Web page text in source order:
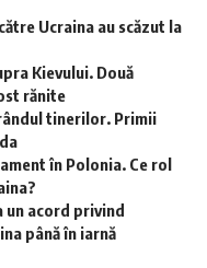
Ucraina au scăzut la
Kievului. Două
rănite
tinerilor. Primii
în Polonia. Ce rol
un acord privind
până în iarnă